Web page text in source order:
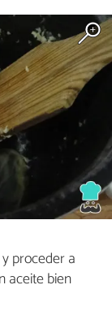
proceder a
aceite bien